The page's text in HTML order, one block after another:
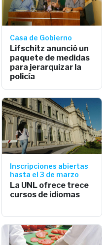
Casa de Gobierno
Lifschitz anunció un
paquete de medidas
para jerarquizar la
policía
Inscripciones abiertas
hasta el 3 de marzo
La UNL ofrece trece
cursos de idiomas